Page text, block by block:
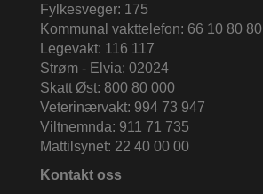
Fylkesveger: 175
Kommunal vakttelefon: 66 10 80 80
Legevakt: 116 117
Strøm - Elvia: 02024
Skatt Øst: 800 80 000
Veterinærvakt: 994 73 947
Viltnemnda: 911 71 735
Mattilsynet: 22 40 00 00
Kontakt oss